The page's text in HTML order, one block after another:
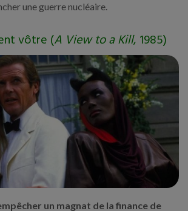
une guerre nucléaire.
vôtre (A View to a Kill, 1985)
un magnat de la finance de